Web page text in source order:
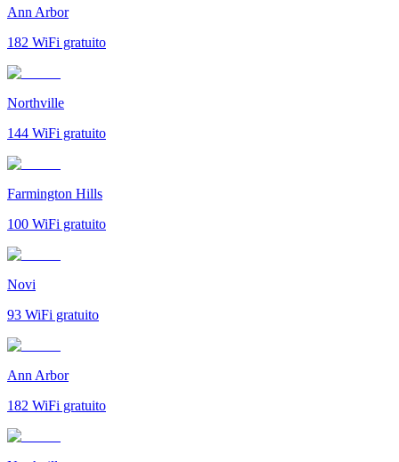
Ann Arbor
182 WiFi gratuito
Northville
144 WiFi gratuito
Farmington Hills
100 WiFi gratuito
Novi
93 WiFi gratuito
Ann Arbor
182 WiFi gratuito